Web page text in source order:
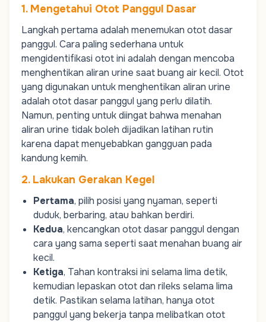
1. Mengetahui Otot Panggul Dasar
Langkah pertama adalah menemukan otot dasar
panggul. Cara paling sederhana untuk
mengidentifikasi otot ini adalah dengan mencoba
menghentikan aliran urine saat buang air kecil. Otot
yang digunakan untuk menghentikan aliran urine
adalah otot dasar panggul yang perlu dilatih.
Namun, penting untuk diingat bahwa menahan
aliran urine tidak boleh dijadikan latihan rutin
karena dapat menyebabkan gangguan pada
kandung kemih.
2. Lakukan Gerakan Kegel
Pertama, pilih posisi yang nyaman, seperti
duduk, berbaring, atau bahkan berdiri.
Kedua, kencangkan otot dasar panggul dengan
cara yang sama seperti saat menahan buang air
kecil.
Ketiga, Tahan kontraksi ini selama lima detik,
kemudian lepaskan otot dan rileks selama lima
detik. Pastikan selama latihan, hanya otot
panggul yang bekerja tanpa melibatkan otot